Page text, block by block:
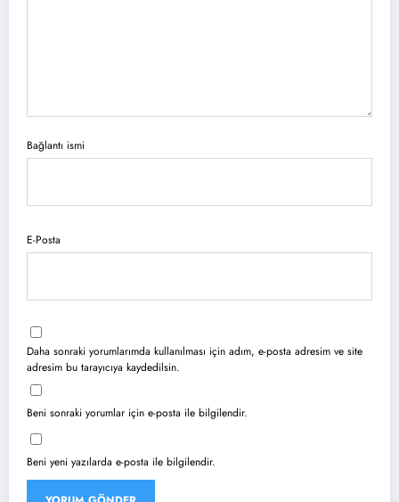
Bağlantı ismi
E-Posta
Daha sonraki yorumlarımda kullanılması için adım, e-posta adresim ve site
adresim bu tarayıcıya kaydedilsin.
Beni sonraki yorumlar için e-posta ile bilgilendir.
Beni yeni yazılarda e-posta ile bilgilendir.